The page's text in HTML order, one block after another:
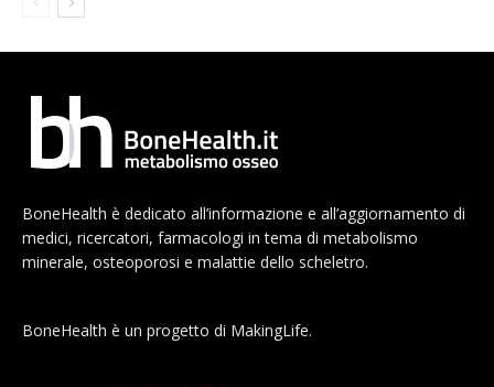
BoneHealth è dedicato all’informazione e all’aggiornamento di
medici, ricercatori, farmacologi in tema di metabolismo
minerale, osteoporosi e malattie dello scheletro.
BoneHealth è un progetto di MakingLife.